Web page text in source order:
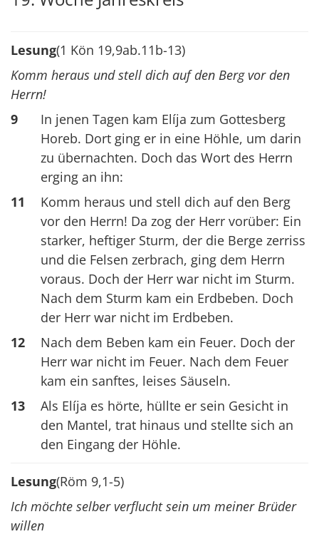
Lesung(1 Kön 19,9ab.11b-13)
Komm heraus und stell dich auf den Berg vor den
Herrn!
9
In jenen Tagen kam Elíja zum Gottesberg
Horeb. Dort ging er in eine Höhle, um darin
zu übernachten. Doch das Wort des Herrn
erging an ihn:
11
Komm heraus und stell dich auf den Berg
vor den Herrn! Da zog der Herr vorüber: Ein
starker, heftiger Sturm, der die Berge zerriss
und die Felsen zerbrach, ging dem Herrn
voraus. Doch der Herr war nicht im Sturm.
Nach dem Sturm kam ein Erdbeben. Doch
der Herr war nicht im Erdbeben.
12
Nach dem Beben kam ein Feuer. Doch der
Herr war nicht im Feuer. Nach dem Feuer
kam ein sanftes, leises Säuseln.
13
Als Elíja es hörte, hüllte er sein Gesicht in
den Mantel, trat hinaus und stellte sich an
den Eingang der Höhle.
Lesung(Röm 9,1-5)
Ich möchte selber verflucht sein um meiner Brüder
willen